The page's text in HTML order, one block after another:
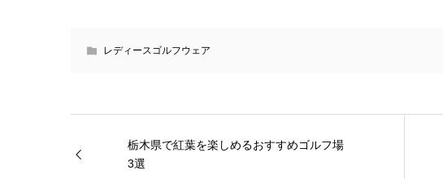
レディースゴルフウェア
栃木県で紅葉を楽しめるおすすめゴルフ場
3選